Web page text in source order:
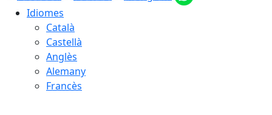
Idiomes
Català
Castellà
Anglès
Alemany
Francès